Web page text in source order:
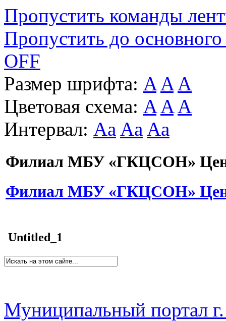
Пропустить команды
Пропустить до основного
OFF
Размер шрифта: A A A
Цветовая схема: A A A
Интервал: Aa Aa Aa
Филиал МБУ «ГКЦСОН»
Филиал МБУ «ГКЦСОН»
Untitled_1
Муниципальный портал